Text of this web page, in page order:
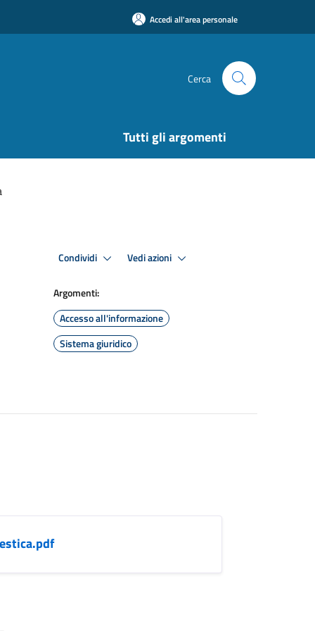
Accedi all'area personale
Cerca
Tutti gli argomenti
Condividi Vedi azioni
Argomenti:
Accesso all'informazione
Sistema giuridico